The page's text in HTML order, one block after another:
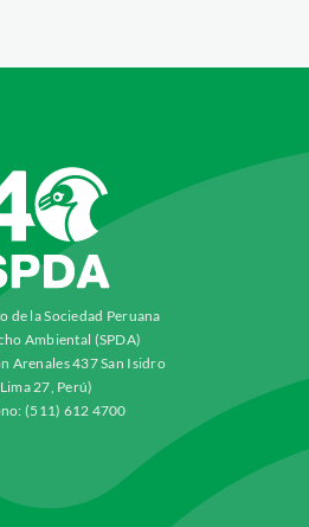
de la Sociedad Peruana
Ambiental (SPDA)
Arenales 437 San Isidro
27, Perú)
(511) 612 4700